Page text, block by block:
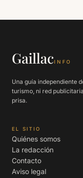
GaillacINFO
Una guía independiente
turismo, ni red
prisa.
EL SITIO
Quiénes somos
La redacción
Contacto
Aviso legal